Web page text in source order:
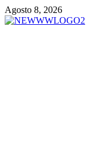
Vai
al
Agosto 8, 2026